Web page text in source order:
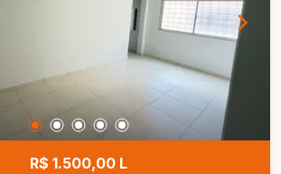
R$ 1.500,00 L